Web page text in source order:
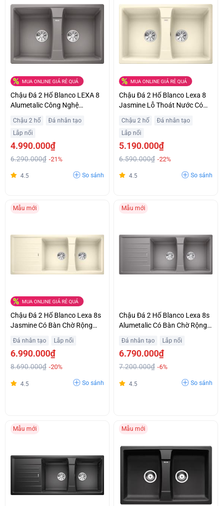
MUA ONLINE GIÁ RẺ QUÁ
Chậu Đá 2 Hố Blanco LEXA 8
Alumetalic Công Nghệ
Khuẩn Giá Ưu Đãi
Chậu 2 hố
Đá nhân tạo
Lắp nổi
4.990.000₫
6.290.000₫ -21%
4.5 So sánh
MUA ONLINE GIÁ RẺ QUÁ
Chậu Đá 2 Hố Blanco Lexa 8
Jasmine Lỗ Thoát Nước Có
Chậu 2 hố
Đá nhân tạo
Lắp nổi
5.190.000₫
6.590.000₫ -22%
4.5 So sánh
Mẫu mới
MUA ONLINE GIÁ RẺ QUÁ
Chậu Đá 2 Hố Blanco Lexa 8s
Jasmine Có Bàn Chờ Rộng
Khuyến Mãi Tốt
Đá nhân tạo Lắp nổi
6.990.000₫
8.690.000₫ -20%
4.5 So sánh
Mẫu mới
Chậu Đá 2 Hố Blanco Lexa 8s
Alumetalic Có Bàn Chờ Rộng
Đá nhân tạo Lắp nổi
6.790.000₫
7.200.000₫ -6%
4.5 So sánh
Mẫu mới Mẫu mới